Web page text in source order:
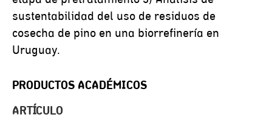
sustentabilidad del uso de residuos de
cosecha de pino en una biorrefinería en
Uruguay.
PRODUCTOS ACADÉMICOS
ARTÍCULO